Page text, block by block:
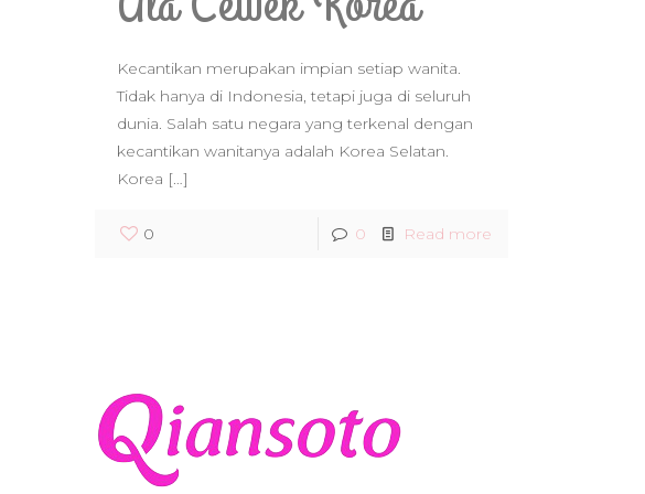
Kecantikan merupakan impian setiap wanita.
Tidak hanya di Indonesia, tetapi juga di seluruh
dunia. Salah satu negara yang terkenal dengan
kecantikan wanitanya adalah Korea Selatan.
Korea […]
0 0 Read more